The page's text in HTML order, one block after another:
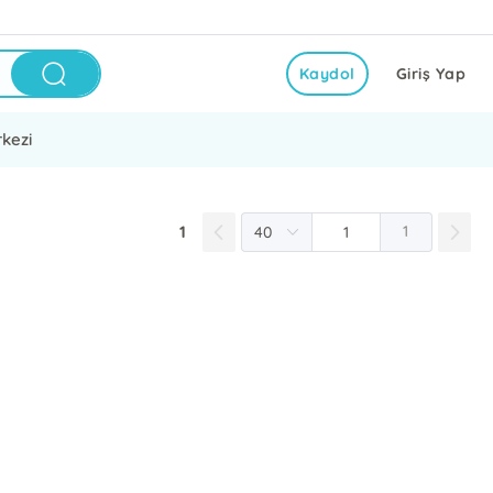
Giriş Yap
Kaydol
1 1